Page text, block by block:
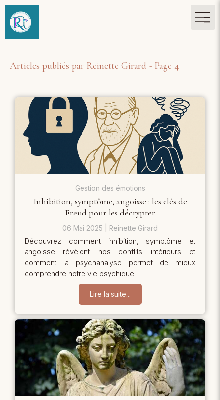
Articles publiés par Reinette Girard - Page 4
Gestion des émotions
Inhibition, symptôme, angoisse : les clés de
Freud pour les décrypter
06 Mai 2025 Reinette Girard
Découvrez comment inhibition, symptôme et
angoisse révèlent nos conflits intérieurs et
comment la psychanalyse permet de mieux
comprendre notre vie psychique.
Lire la suite...